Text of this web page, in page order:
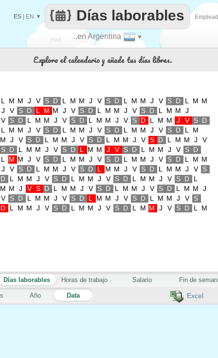
Haz ..en Argentina ▼
Días laborables
ES EN ▼
Excel
Explora el calendario y añade tus días libres.
L M M J V S D L M M J V S D L M M J V S D L M M
J
V S D L M M J V S D L M M J V S D L M M
J
V
S D L M M J V S D L M M J V S D L M M J V S D
L
M M J V S D L M M J V S D L M M J V S D L
M
M
J V S D L M M J V S D L M M J V S D L M M J
V
S D L M M J V S D L M M J V S D L M M J V S D
L
M M J V S D L M M J V S D L M M J V S D L M M
J
V S D L M M J V S D L M M J V S D L M M J V
S
D
L M M J V S D L M M J V S D L M M J V S D
L
M M J V S D L M M J V S D L M M J V S D L M M
J
V
S D L M M J V S D L M M J V S D L M M J V
S
D
L M M J V S D L M M J V S D L M M J V S D L M
Año Data
Días laborables Horas de trabajo Salario Fin de